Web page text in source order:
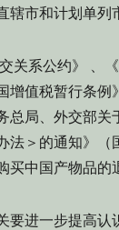
辖市和计划单列
关系公约》 、
增值税暂行条
总局、外交部
法＞的通知》
买中国产物品的
要进一步提高